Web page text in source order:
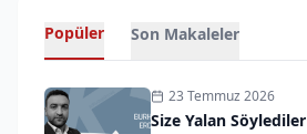
Popüler Son Makaleler
23 Temmuz 2026
Size Yalan Söylediler